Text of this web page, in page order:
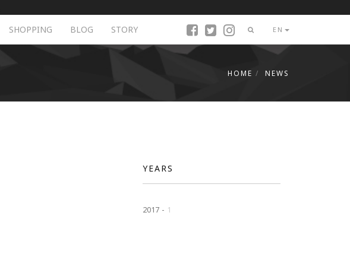
SHOPPING BLOG STORY EN
HOME NEWS
YEARS
2017 - 1